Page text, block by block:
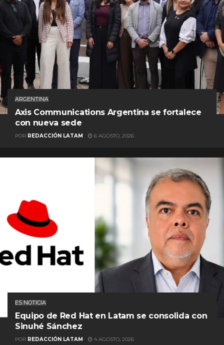
ARGENTINA
Axis Communications Argentina se fortalece
con nueva sede
POR REDACCIÓN LATAM 6 AGOSTO, 2026
ES NOTICIA
Equipo de Red Hat en Latam se consolida con
Sinuhé Sánchez
POR REDACCIÓN LATAM 4 AGOSTO, 2026